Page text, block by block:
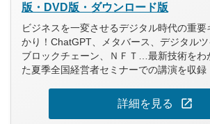
版・DVD版・ダウンロード版
ビジネスを一変させるデジタル時代の重
かり！ChatGPT、メタバース、デジタルツ
ブロックチェーン、ＮＦＴ…最新技術をわ
た夏季全国経営者セミナーでの講演を収録
詳細を見る open_in_new